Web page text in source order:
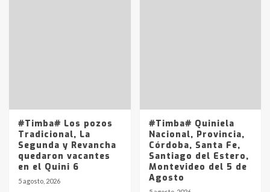
#Timba# Los pozos
Tradicional, La
Segunda y Revancha
quedaron vacantes
en el Quini 6
5 agosto, 2026
#Timba# Quiniela
Nacional, Provincia,
Córdoba, Santa Fe,
Santiago del Estero,
Montevideo del 5 de
Agosto